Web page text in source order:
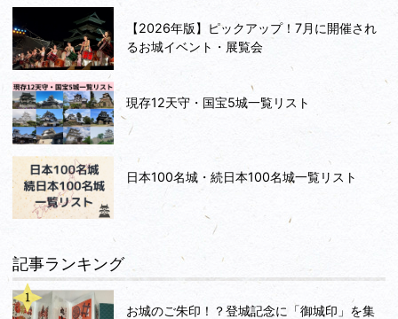
【2026年版】ピックアップ！7月に開催され
るお城イベント・展覧会
現存12天守・国宝5城一覧リスト
日本100名城・続日本100名城一覧リスト
記事ランキング
お城のご朱印！？登城記念に「御城印」を集